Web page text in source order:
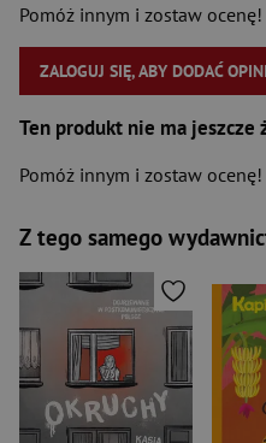
Pomóż innym i zostaw ocenę!
ZALOGUJ SIĘ, ABY DODAĆ
Ten produkt nie ma jeszcze
Pomóż innym i zostaw ocenę!
Z tego samego